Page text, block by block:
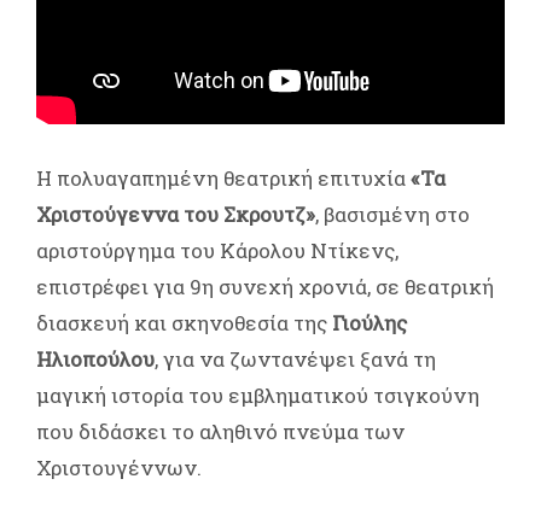
Η πολυαγαπημένη θεατρική επιτυχία«Τα
Χριστούγεννα του Σκρουτζ», βασισμένη στο
αριστούργημα του Κάρολου Ντίκενς,
επιστρέφει για 9η συνεχή χρονιά, σε θεατρική
διασκευή και σκηνοθεσία της Γιούλης
Ηλιοπούλου, για να ζωντανέψει ξανά τη
μαγική ιστορία του εμβληματικού τσιγκούνη
που διδάσκει το αληθινό πνεύμα των
Χριστουγέννων.